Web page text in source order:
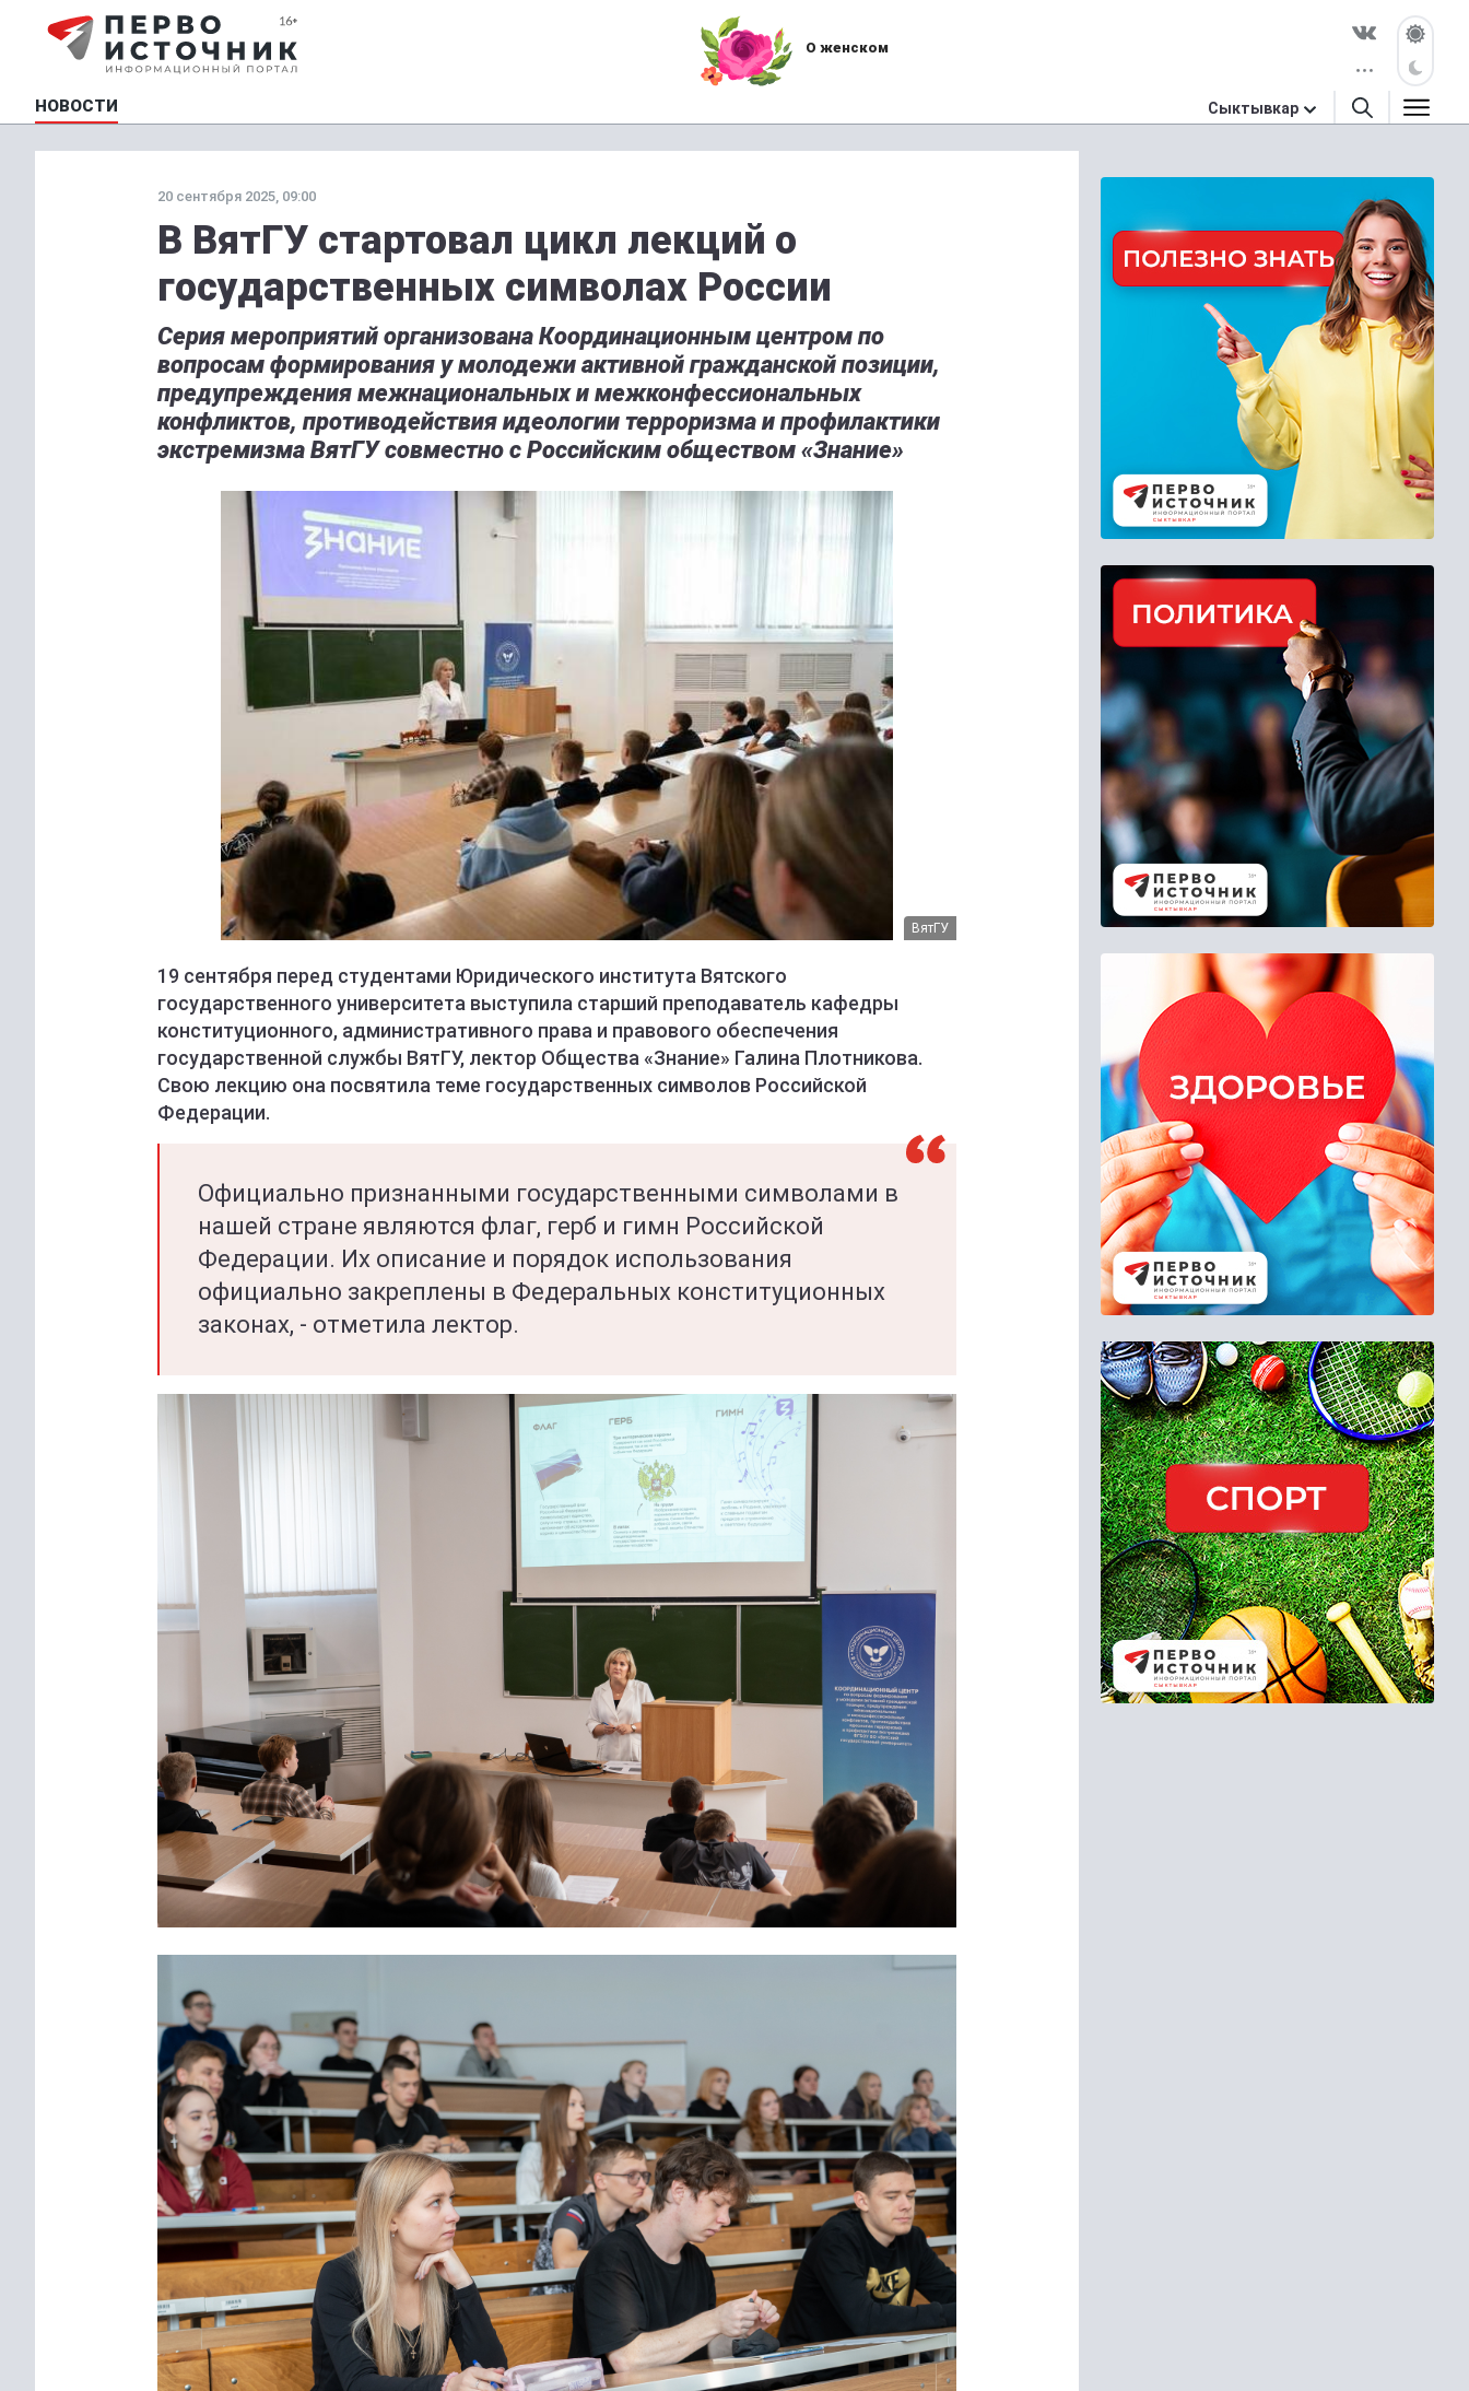
О женском
НОВОСТИ Сыктывкар
20 сентября 2025, 09:00
В ВятГУ стартовал цикл лекций о
государственных символах России
Серия мероприятий организована Координационным центром по
вопросам формирования у молодежи активной гражданской позиции,
предупреждения межнациональных и межконфессиональных
конфликтов, противодействия идеологии терроризма и профилактики
экстремизма ВятГУ совместно с Российским обществом «Знание»
ВятГУ
19 сентября перед студентами Юридического института Вятского
государственного университета выступила старший преподаватель кафедры
конституционного, административного права и правового обеспечения
государственной службы ВятГУ, лектор Общества «Знание» Галина Плотникова.
Свою лекцию она посвятила теме государственных символов Российской
Федерации.
Официально признанными государственными символами в
нашей стране являются флаг, герб и гимн Российской
Федерации. Их описание и порядок использования
официально закреплены в Федеральных конституционных
законах, - отметила лектор.